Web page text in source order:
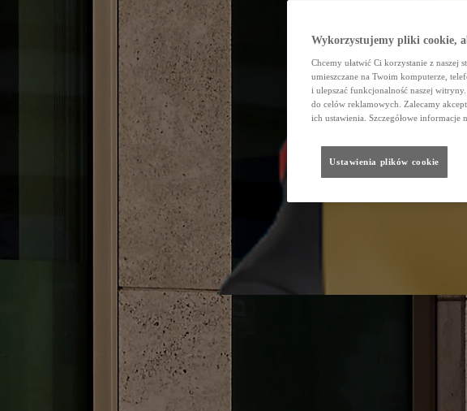
Wykorzystujemy pliki cookie,
Chcemy ułatwić Ci korzystanie z naszej
umieszczane na Twoim komputerze,
i ulepszać funkcjonalność naszej
do celów reklamowych. Zalecamy
ich ustawienia. Szczegółowe informacje
Ustawienia plików cookie